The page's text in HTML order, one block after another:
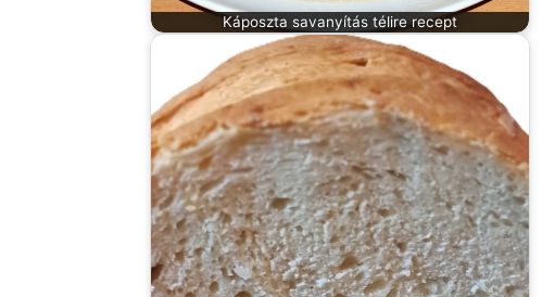
Káposzta savanyítás télire recept